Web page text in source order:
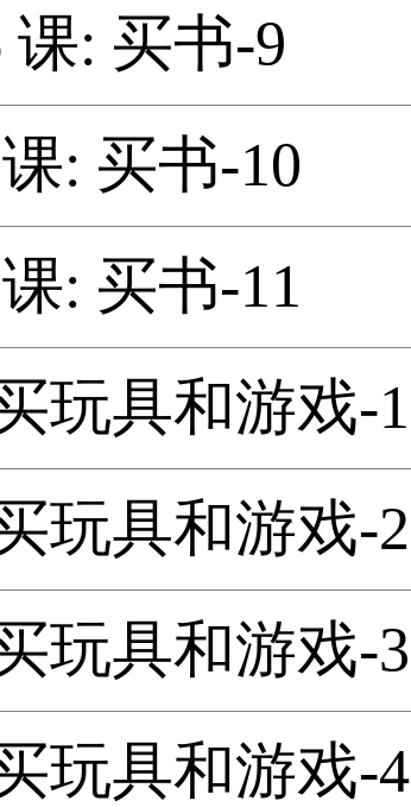
课: 买书-9
: 买书-10
: 买书-11
玩具和游戏-1
玩具和游戏-2
玩具和游戏-3
玩具和游戏-4